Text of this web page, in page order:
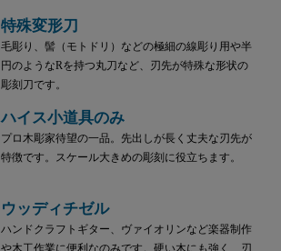
特殊変形刀
毛彫り、髻（モトドリ）などの極細の線彫り用や半
円のようなRを持つ丸刀など、刃先が特殊な形状の
彫刻刀です。
ハイス小道具のみ
プロ木彫家待望の一品。先出しが長く丈夫な刃先が
特徴です。スケール大きめの彫刻に役立ちます。
ウッディチゼル
ハンドクラフトギター、ヴァイオリンなど楽器制作
や木工作業に便利なのみです。硬い木にも強く、刃